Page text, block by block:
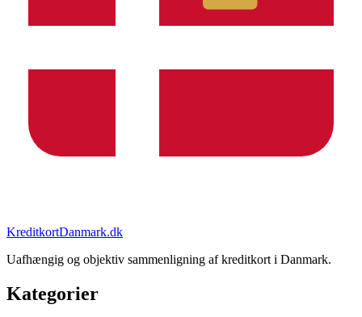
KreditkortDanmark.dk
Uafhængig og objektiv sammenligning af kreditkort i Danmark.
Kategorier